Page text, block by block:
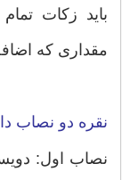
باید زكات
مقداری كه
نقره دو نصاب
نصاب اول: